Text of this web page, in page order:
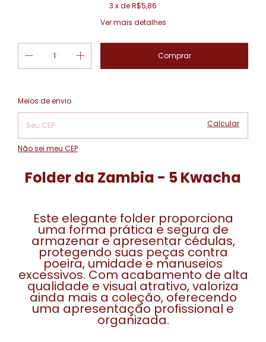
3 x deR$5,86
Ver mais detalhes
Entregas para o CEP:
Meios de envio
Calcular
Não sei meu CEP
Folder da Zambia - 5 Kwacha
Este elegante folder proporciona
uma forma prática e segura de
armazenar e apresentar cédulas,
protegendo suas peças contra
poeira, umidade e manuseios
excessivos. Com acabamento de alta
qualidade e visual atrativo, valoriza
ainda mais a coleção, oferecendo
uma apresentação profissional e
organizada.